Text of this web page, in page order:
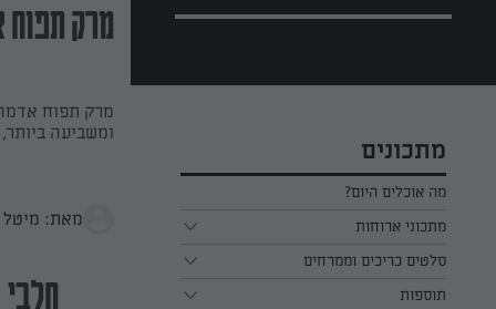
מתכונים
מה אוכלים היום?
מתכוני ארוחות
ארוחת בוקר
ארוחת צהריים
סלטים כריכים וממרחים
כל הסלטים כריכים וממרחים
תוספות
מרק תפוח
מרק תפוח
ומשביעה
מאת: מיטל